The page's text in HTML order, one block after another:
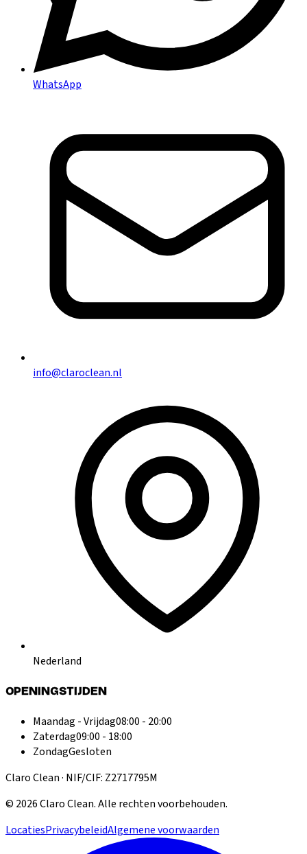
WhatsApp
info@claroclean.nl
Nederland
OPENINGSTIJDEN
Maandag - Vrijdag08:00 - 20:00
Zaterdag09:00 - 18:00
ZondagGesloten
Claro Clean · NIF/CIF: Z2717795M
© 2026Claro Clean.Alle rechten voorbehouden.
LocatiesPrivacybeleidAlgemene voorwaarden